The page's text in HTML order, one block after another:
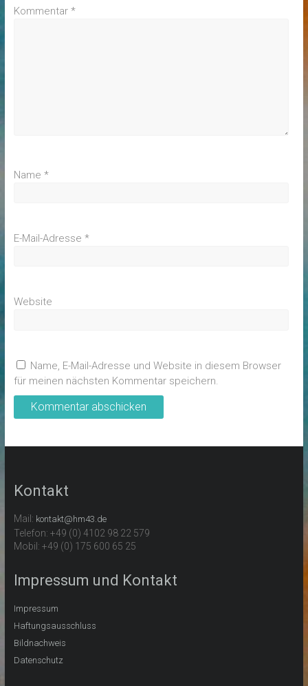
Kommentar *
Name *
E-Mail-Adresse *
Website
Name, E-Mail-Adresse und Website in diesem Browser
für meinen nächsten Kommentar speichern.
Kontakt
Mail: kontakt@hm43.de
Telefon: +49 (0) 4102 98 22 579
Mobil: +49 (0) 175 600 65 25
Impressum und Kontakt
Impressum
Haftungsausschluss
Bildnachweis
Datenschutz